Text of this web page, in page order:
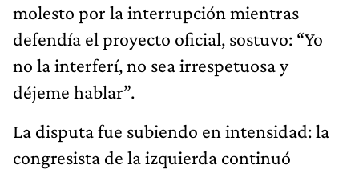
molesto por la interrupción mientras
defendía el proyecto oficial, sostuvo: “Yo
no la interferí, no sea irrespetuosa y
déjeme hablar”.
La disputa fue subiendo en intensidad: la
congresista de la izquierda continuó